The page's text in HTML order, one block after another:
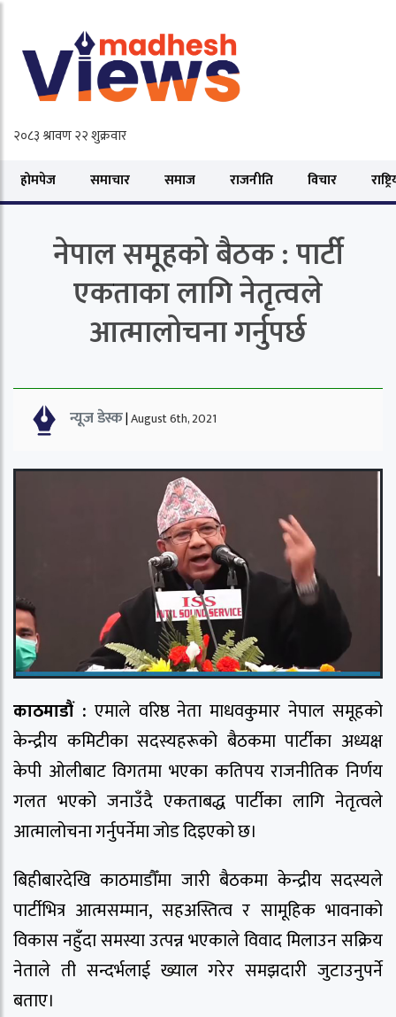
होमपेज समाचार समाज राजनीति विचार
नेपाल समूहको बैठक : पार्टी
एकताका लागि नेतृत्वले
आत्मालोचना गर्नुपर्छ
न्यूज डेस्क|August 6th, 2021
काठमाडौं : एमाले वरिष्ठ नेता माधवकुमार नेपाल समूहको
केन्द्रीय कमिटीका सदस्यहरूको बैठकमा पार्टीका अध्यक्ष
केपी ओलीबाट विगतमा भएका कतिपय राजनीतिक निर्णय
गलत भएको जनाउँदै एकताबद्ध पार्टीका लागि नेतृत्वले
आत्मालोचना गर्नुपर्नेमा जोड दिइएको छ।
बिहीबारदेखि काठमाडौँमा जारी बैठकमा केन्द्रीय सदस्यले
पार्टीभित्र आत्मसम्मान, सहअस्तित्व र सामूहिक भावनाको
विकास नहुँदा समस्या उत्पन्न भएकाले विवाद मिलाउन सक्रिय
नेताले ती सन्दर्भलाई ख्याल गरेर समझदारी जुटाउनुपर्ने
बताए।